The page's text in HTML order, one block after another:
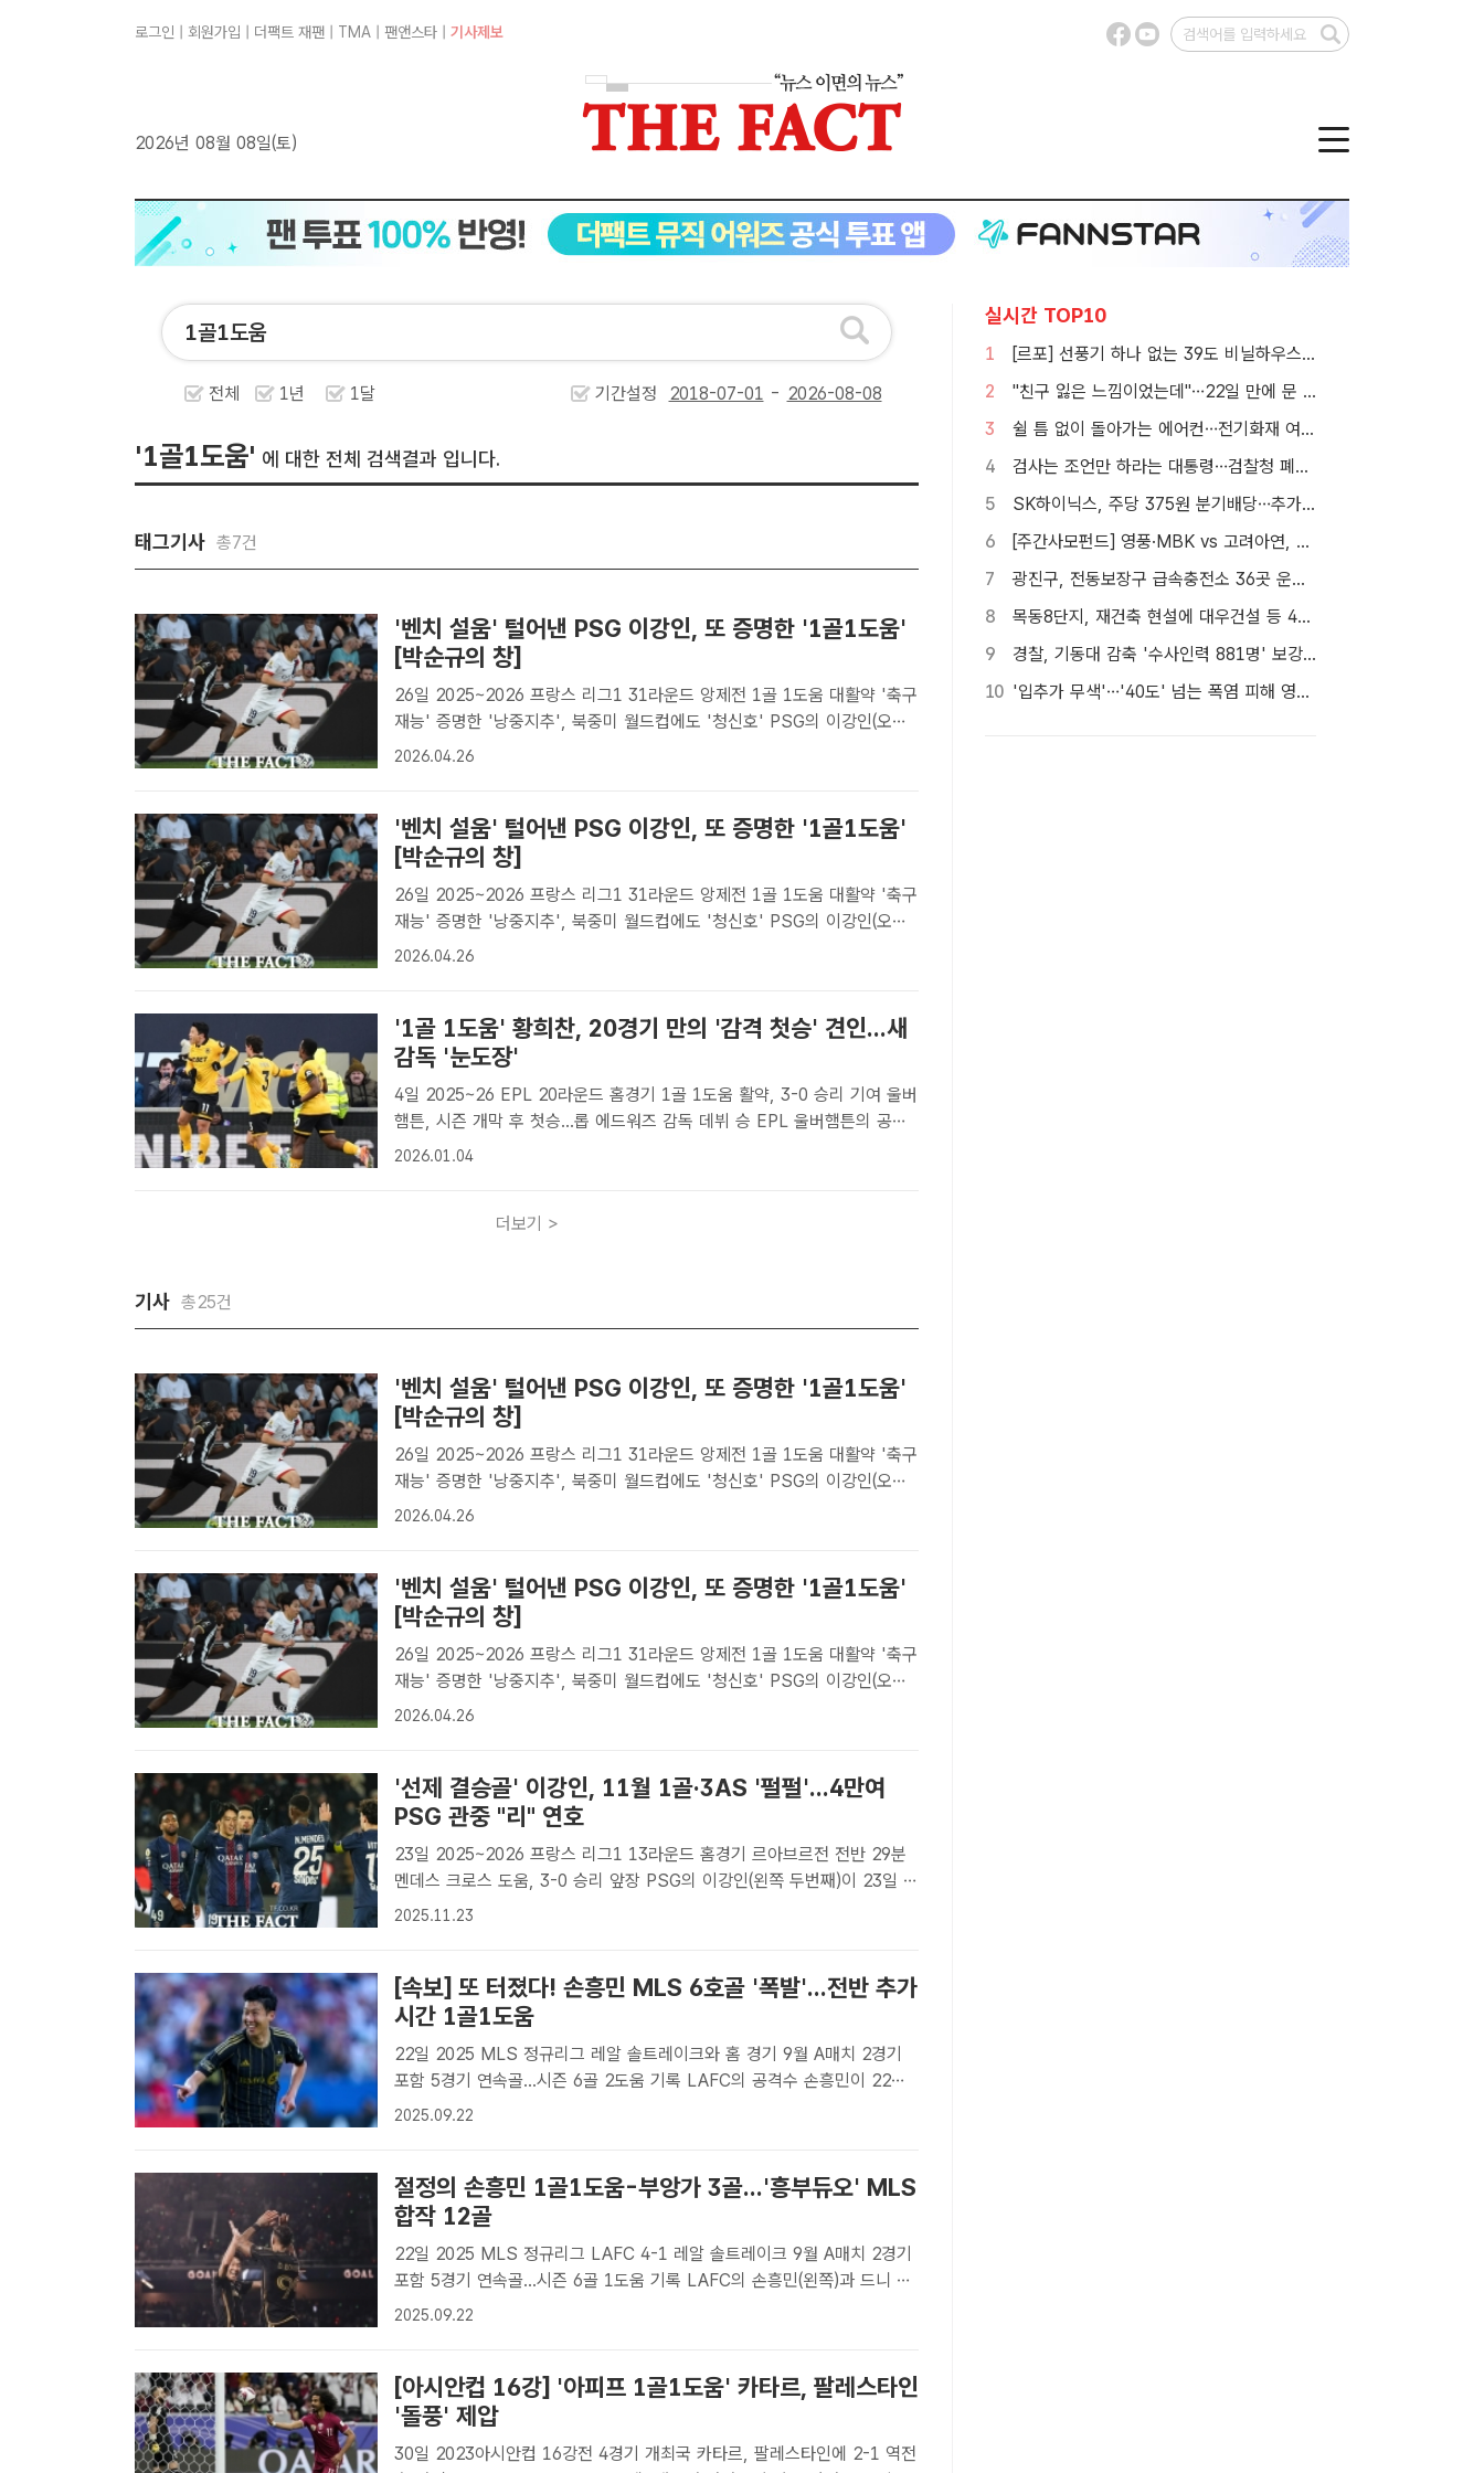
로그인 회원가입 더팩트 재팬 TMA 팬앤스타 기사제보
2026년 08월 08일(토)
전체 1년 1달 기간설정 -
'1골1도움' 에 대한 전체 검색결과 입니다.
태그기사 총7건
'벤치 설움' 털어낸 PSG 이강인, 또 증명한 '1골1도움'
[박순규의 창]
26일 2025~2026 프랑스 리그1 31라운드 앙제전 1골 1도움 대활약 '축구
재능' 증명한 '낭중지추', 북중미 월드컵에도 '청신호' PSG의 이강인(오른
쪽)이 26일 앙제와 프랑스 리그1 31라운드 원정경기에서 1골 1도움을 대
2026.04.26
'벤치 설움' 털어낸 PSG 이강인, 또 증명한 '1골1도움'
[박순규의 창]
26일 2025~2026 프랑스 리그1 31라운드 앙제전 1골 1도움 대활약 '축구
재능' 증명한 '낭중지추', 북중미 월드컵에도 '청신호' PSG의 이강인(오른
쪽)이 26일 앙제와 프랑스 리그1 31라운드 원정경기에서 1골 1도움을 대
2026.04.26
'1골 1도움' 황희찬, 20경기 만의 '감격 첫승' 견인...새
감독 '눈도장'
4일 2025~26 EPL 20라운드 홈경기 1골 1도움 활약, 3-0 승리 기여 울버
햄튼, 시즌 개막 후 첫승...롭 에드워즈 감독 데뷔 승 EPL 울버햄튼의 공격
수 황희찬(맨 왼쪽)이 4일 웨스트햄과 2025~26 EPL 20라운드 홈경기에
2026.01.04
더보기 >
기사 총25건
'벤치 설움' 털어낸 PSG 이강인, 또 증명한 '1골1도움'
[박순규의 창]
26일 2025~2026 프랑스 리그1 31라운드 앙제전 1골 1도움 대활약 '축구
재능' 증명한 '낭중지추', 북중미 월드컵에도 '청신호' PSG의 이강인(오른
쪽)이 26일 앙제와 프랑스 리그1 31라운드 원정경기에서 1골 1도움을 대
2026.04.26
'벤치 설움' 털어낸 PSG 이강인, 또 증명한 '1골1도움'
[박순규의 창]
26일 2025~2026 프랑스 리그1 31라운드 앙제전 1골 1도움 대활약 '축구
재능' 증명한 '낭중지추', 북중미 월드컵에도 '청신호' PSG의 이강인(오른
쪽)이 26일 앙제와 프랑스 리그1 31라운드 원정경기에서 1골 1도움을 대
2026.04.26
'선제 결승골' 이강인, 11월 1골·3AS '펄펄'...4만여
PSG 관중 "리" 연호
23일 2025~2026 프랑스 리그1 13라운드 홈경기 르아브르전 전반 29분
멘데스 크로스 도움, 3-0 승리 앞장 PSG의 이강인(왼쪽 두번째)이 23일 르
아브르와 2025~26 리그1 13라운드 홈경기에서 전반 선제골을 터뜨린 뒤
2025.11.23
[속보] 또 터졌다! 손흥민 MLS 6호골 '폭발'...전반 추가
시간 1골1도움
22일 2025 MLS 정규리그 레알 솔트레이크와 홈 경기 9월 A매치 2경기
포함 5경기 연속골...시즌 6골 2도움 기록 LAFC의 공격수 손흥민이 22일
레알 솔트레이크와 2025 MLS 홈경기에서 5경기 연속골이자 시즌 6호골
2025.09.22
절정의 손흥민 1골1도움-부앙가 3골...'흥부듀오' MLS
합작 12골
22일 2025 MLS 정규리그 LAFC 4-1 레알 솔트레이크 9월 A매치 2경기
포함 5경기 연속골...시즌 6골 1도움 기록 LAFC의 손흥민(왼쪽)과 드니 부
앙가(오른쪽)가 22일 솔트레이크와 2025 MLS 홈 경기 전반 추가시간 합
2025.09.22
[아시안컵 16강] '아피프 1골1도움' 카타르, 팔레스타인
'돌풍' 제압
30일 2023아시안컵 16강전 4경기 개최국 카타르, 팔레스타인에 2-1 역전
실시간 TOP10
1
[르포] 선풍기 하나 없는 39도 비닐하우스…이주노동자의 '악몽같은 폭염'
2
"친구 잃은 느낌이었는데"…22일 만에 문 연 홈플러스 가보니[TF현장]
3
쉴 틈 없이 돌아가는 에어컨…전기화재 여름철에 몰린다
4
검사는 조언만 하라는 대통령…검찰청 폐지 앞둔 합수본 '딜레마'
5
SK하이닉스, 주당 375원 분기배당…추가 주주환원 예고
6
[주간사모펀드] 영풍·MBK vs 고려아연, 美 제련소 이름 두고 고발전
7
광진구, 전동보장구 급속충전소 36곳 운영…수리비도 지원
8
목동8단지, 재건축 현설에 대우건설 등 4곳…경쟁 입찰 성사될까
9
경찰, 기동대 감축 '수사인력 881명' 보강…9월 초까지 상피제 시행
10
'입추가 무색'…'40도' 넘는 폭염 피해 영화관으로 [TF사진관]